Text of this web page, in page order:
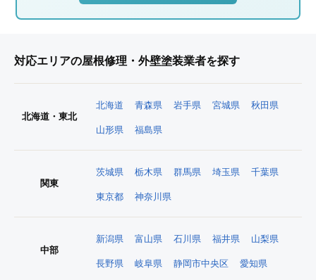
対応エリアの屋根修理・外壁塗装業者を探す
北海道・東北
北海道 青森県 岩手県 宮城県 秋田県
山形県 福島県
関東
茨城県 栃木県 群馬県 埼玉県 千葉県
東京都 神奈川県
中部
新潟県 富山県 石川県 福井県 山梨県
長野県 岐阜県 静岡市中央区 愛知県